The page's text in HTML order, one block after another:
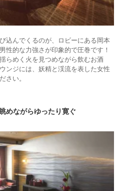
込んでくるのが、ロビーにある岡本
性的な力強さが印象的で圧巻です！
らめく火を見つめながら飲むお酒
ンジには、妖精と渓流を表した女性
さい。
めながらゆったり寛ぐ